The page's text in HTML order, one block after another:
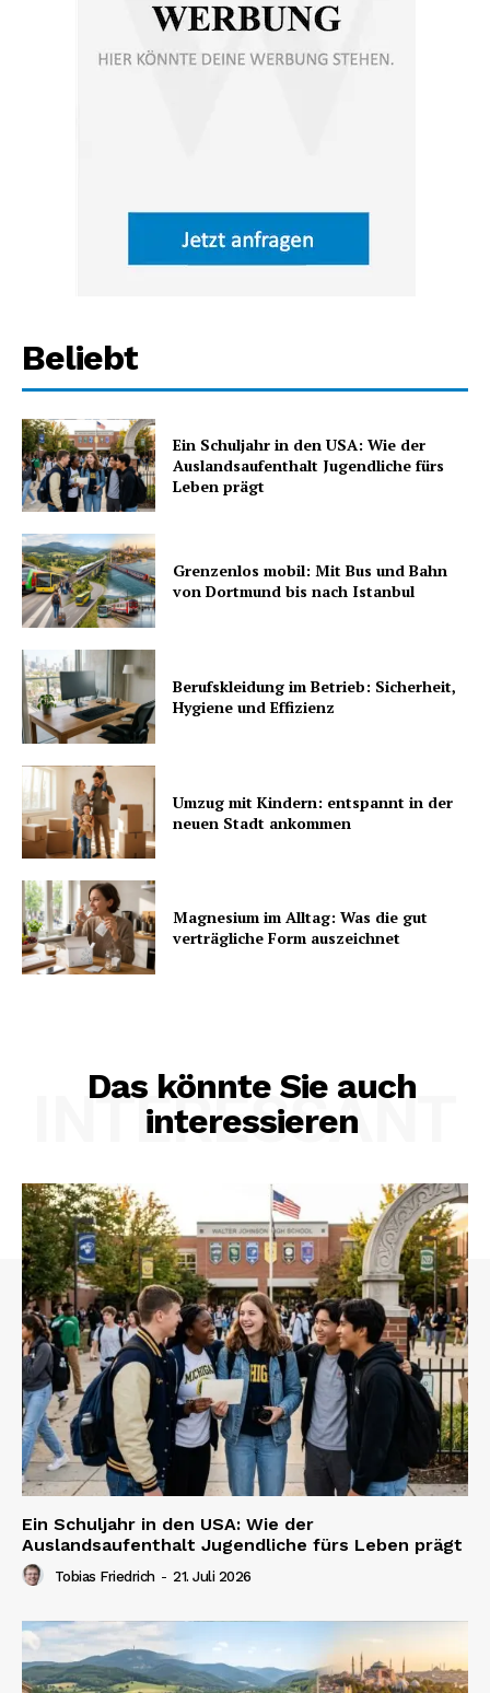
Beliebt
Ein Schuljahr in den USA: Wie der
Auslandsaufenthalt Jugendliche fürs
Leben prägt
Grenzenlos mobil: Mit Bus und Bahn
von Dortmund bis nach Istanbul
Berufskleidung im Betrieb: Sicherheit,
Hygiene und Effizienz
Umzug mit Kindern: entspannt in der
neuen Stadt ankommen
Magnesium im Alltag: Was die gut
verträgliche Form auszeichnet
Das könnte Sie auch
interessieren
INTERESSANT
Ein Schuljahr in den USA: Wie der
Auslandsaufenthalt Jugendliche fürs Leben prägt
Tobias Friedrich - 21. Juli 2026